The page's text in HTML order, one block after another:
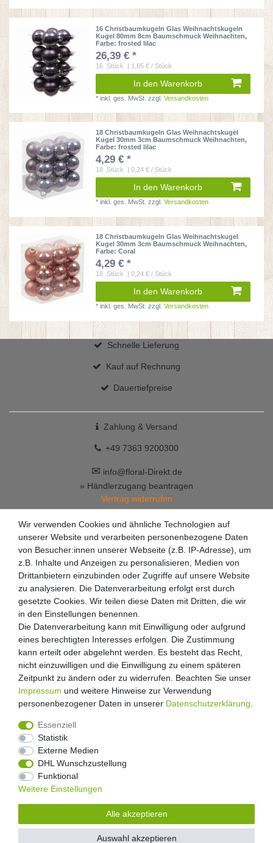
16 Christbaumkugeln Glas Weihnachtskugeln
Kugel 80mm 8cm Baumschmuck Weihnachten,
Farbe: frosted lilac
26,39 € *
16 Stück | 1,65 € / Stück
In den Warenkorb
*inkl. ges. MwSt. zzgl.Versandkosten
18 Christbaumkugeln Glas Weihnachtskugel
Kugel 30mm 3cm Baumschmuck Weihnachten,
Farbe: frosted lilac
4,29 € *
18 Stück | 0,24 € / Stück
In den Warenkorb
*inkl. ges. MwSt. zzgl.Versandkosten
18 Christbaumkugeln Glas Weihnachtskugel
Kugel 30mm 3cm Baumschmuck Weihnachten,
Farbe: Coral
4,29 € *
18 Stück | 0,24 € / Stück
In den Warenkorb
*inkl. ges. MwSt. zzgl.Versandkosten
Schnelle Lieferung
Kauf auf Rechnung
Dauertiefpreise
Zahlung & Versand
+49 7363 9200300
✉ info@floral-Direkt.de
» Händlerzugang beantragen
Vertrag widerrufen
Widerrufs­recht Widerrufs­formular
Daten­schutz­erklärung
Wir verwenden Cookies und ähnliche Technologien auf
unserer Website und verarbeiten personenbezogene Daten
von Besucher:innen unserer Webseite (z.B. IP-Adresse), um
z.B. Inhalte und Anzeigen zu personalisieren, Medien von
Drittanbietern einzubinden oder Zugriffe auf unsere Website
zu analysieren. Die Datenverarbeitung erfolgt erst durch
gesetzte Cookies. Wir teilen diese Daten mit Dritten, die wir
in den Einstellungen benennen.
Die Datenverarbeitung kann mit Einwilligung oder aufgrund
eines berechtigten Interesses erfolgen. Die Zustimmung
kann erteilt oder abgelehnt werden. Es besteht das Recht,
nicht einzuwilligen und die Einwilligung zu einem späteren
Zeitpunkt zu ändern oder zu widerrufen. Beachten Sie unser
Impressum und weitere Hinweise zur Verwendung
personenbezogener Daten in unserer Daten­schutz­erklärung
Essenziell
Statistik
Externe Medien
DHL Wunschzustellung
Funktional
Weitere Einstellungen
Alle akzeptieren
Auswahl akzeptieren